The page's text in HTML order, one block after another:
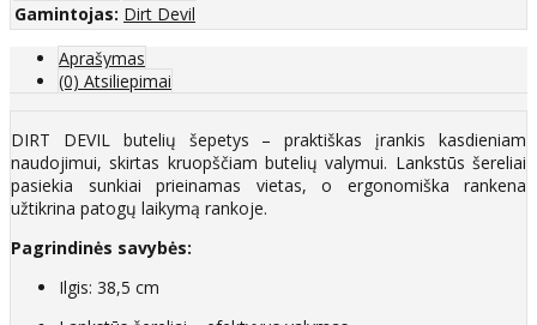
Gamintojas: Dirt Devil
Aprašymas
(0) Atsiliepimai
DIRT DEVIL butelių šepetys – praktiškas įrankis kasdieniam
naudojimui, skirtas kruopščiam butelių valymui. Lankstūs šereliai
pasiekia sunkiai prieinamas vietas, o ergonomiška rankena
užtikrina patogų laikymą rankoje.
Pagrindinės savybės:
Ilgis: 38,5 cm